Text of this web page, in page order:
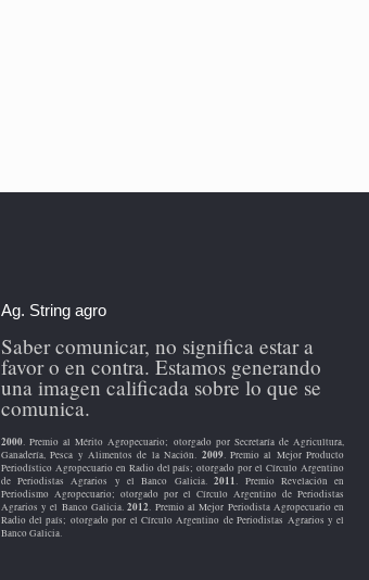
Ag. String agro
Saber comunicar, no significa estar a
favor o en contra. Estamos generando
una imagen calificada sobre lo que se
comunica.
2000. Premio al Mérito Agropecuario; otorgado por Secretaría de Agricultura,
Ganadería, Pesca y Alimentos de la Nación. 2009. Premio al Mejor Producto
Periodístico Agropecuario en Radio del país; otorgado por el Círculo Argentino
de Periodistas Agrarios y el Banco Galicia.2011. Premio Revelación en
Periodismo Agropecuario; otorgado por el Círculo Argentino de Periodistas
Agrarios y el Banco Galicia.2012. Premio al Mejor Periodista Agropecuario en
Radio del país; otorgado por el Círculo Argentino de Periodistas Agrarios y el
Banco Galicia.